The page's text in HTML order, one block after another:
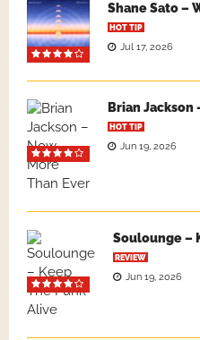
Shane Sato –
HOT TIP
Jul 17, 2026
Brian Jackson
HOT TIP
Jun 19, 2026
Soulounge –
REVIEW
Jun 19, 2026